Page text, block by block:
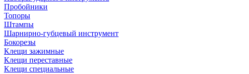
Пробойники
Топоры
Штампы
Шарнирно-губцевый инструмент
Бокорезы
Клещи зажимные
Клещи переставные
Клещи специальные